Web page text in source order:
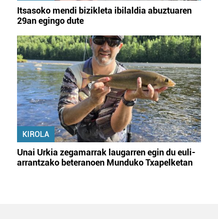
Itsasoko mendi bizikleta ibilaldia abuztuaren
29an egingo dute
KIROLA
Unai Urkia zegamarrak laugarren egin du euli-
arrantzako beteranoen Munduko Txapelketan